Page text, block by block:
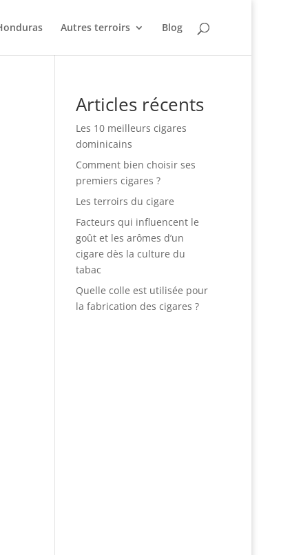
Autres terroirs Blog
Articles récents
Les 10 meilleurs cigares
dominicains
Comment bien choisir ses
premiers cigares ?
Les terroirs du cigare
Facteurs qui influencent le
goût et les arômes d’un
cigare dès la culture du
tabac
Quelle colle est utilisée pour
la fabrication des cigares ?